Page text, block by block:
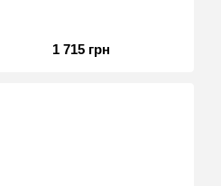
1 715 грн